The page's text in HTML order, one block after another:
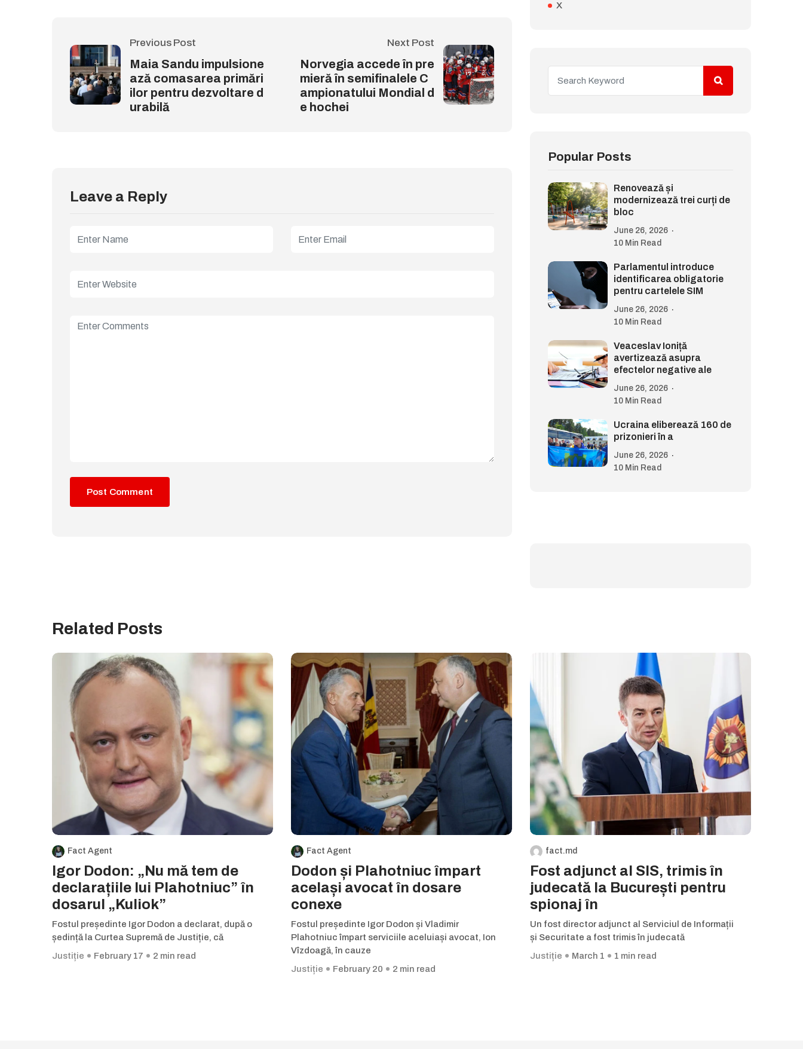
Previous Post
Maia Sandu impulsione
ază comasarea primări
ilor pentru dezvoltare d
urabilă
Next Post
Norvegia accede în pre
mieră în semifinalele C
ampionatului Mondial d
e hochei
Leave a Reply
X
Popular Posts
Renovează și
modernizează trei curți de
bloc
June 26, 2026
10 Min Read
Parlamentul introduce
identificarea obligatorie
pentru cartelele SIM
June 26, 2026
10 Min Read
Veaceslav Ioniță
avertizează asupra
efectelor negative ale
June 26, 2026
10 Min Read
Ucraina eliberează 160 de
prizonieri în a
June 26, 2026
10 Min Read
Related Posts
Fact Agent
Igor Dodon: „Nu mă tem de
declarațiile lui Plahotniuc” în
dosarul „Kuliok”
Fostul președinte Igor Dodon a declarat, după o
ședință la Curtea Supremă de Justiție, că
Justiție
February 17 2 min read
Fact Agent
Dodon și Plahotniuc împart
același avocat în dosare
conexe
Fostul președinte Igor Dodon și Vladimir
Plahotniuc împart serviciile aceluiași avocat, Ion
Vîzdoagă, în cauze
Justiție
February 20 2 min read
fact.md
Fost adjunct al SIS, trimis în
judecată la București pentru
spionaj în
Un fost director adjunct al Serviciul de Informații
și Securitate a fost trimis în judecată
Justiție
March 1 1 min read